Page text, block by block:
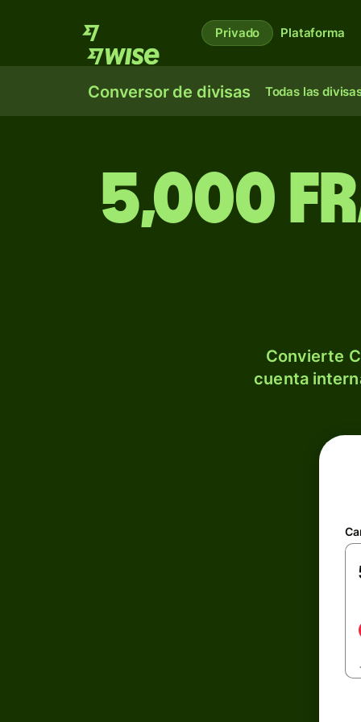
Privado Plataforma
Conversor de divisas Todas las
5,000
Convierte
cuenta